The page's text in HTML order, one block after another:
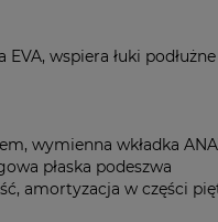
wspiera łuki
wymienna wkładka
płaska podeszwa
amortyzacja w części